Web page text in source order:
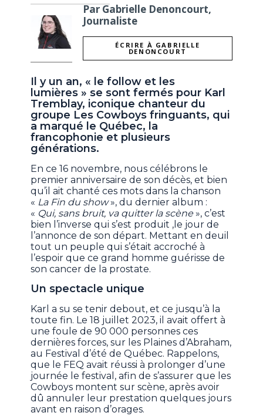
Par Gabrielle Denoncourt,
Journaliste
ÉCRIRE À GABRIELLE
DENONCOURT
Il y un an, « le follow et les
lumières » se sont fermés pour Karl
Tremblay, iconique chanteur du
groupe Les Cowboys fringuants, qui
a marqué le Québec, la
francophonie et plusieurs
générations.
En ce 16 novembre, nous célébrons le
premier anniversaire de son décès, et bien
qu’il ait chanté ces mots dans la chanson
« La Fin du show», du dernier album :
« Qui, sans bruit, va quitter la scène», c’est
bien l’inverse qui s’est produit ,le jour de
l’annonce de son départ. Mettant en deuil
tout un peuple qui s’était accroché à
l’espoir que ce grand homme guérisse de
son cancer de la prostate.
Un spectacle unique
Karl a su se tenir debout, et ce jusqu’à la
toute fin. Le 18 juillet 2023, il avait offert à
une foule de 90 000 personnes ces
dernières forces, sur les Plaines d’Abraham,
au Festival d’été de Québec. Rappelons,
que le FEQ avait réussi à prolonger d’une
journée le festival, afin de s’assurer que les
Cowboys montent sur scène, après avoir
dû annuler leur prestation quelques jours
avant en raison d’orages.